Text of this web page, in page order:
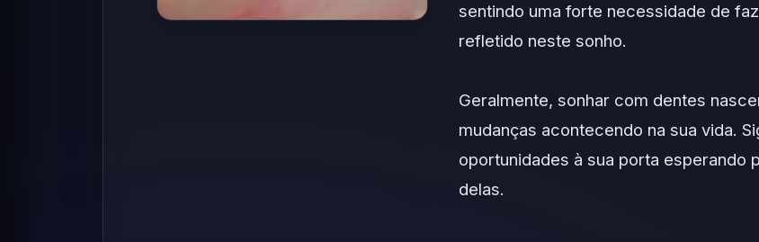
sentindo uma forte necessidade de
refletido neste sonho.
Geralmente, sonhar com dentes
mudanças acontecendo na sua vida.
oportunidades à sua porta esperando
delas.